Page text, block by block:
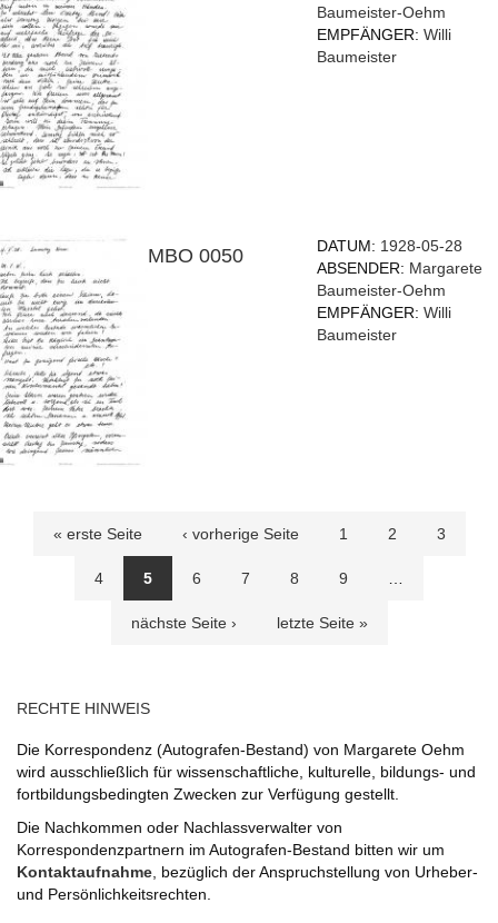
Baumeister-Oehm
EMPFÄNGER:Willi
Baumeister
MBO 0050 DATUM: 1928-05-28
ABSENDER: Margarete
Baumeister-Oehm
EMPFÄNGER:Willi
Baumeister
« erste Seite ‹ vorherige Seite 1 2 3
4 5 6 7 8 9 …
nächste Seite › letzte Seite »
RECHTE HINWEIS
Die Korrespondenz (Autografen-Bestand) von Margarete Oehm
wird ausschließlich für wissenschaftliche, kulturelle, bildungs- und
fortbildungsbedingten Zwecken zur Verfügung gestellt.
Die Nachkommen oder Nachlassverwalter von
Korrespondenzpartnern im Autografen-Bestand bitten wir um
Kontaktaufnahme, bezüglich der Anspruchstellung von Urheber-
und Persönlichkeitsrechten.